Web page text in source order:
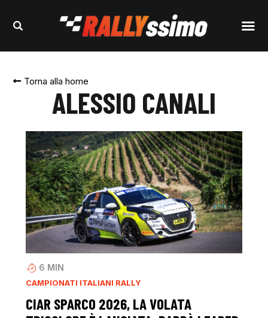
Torna alla home
ALESSIO CANALI
6 MIN
CAMPIONATI ITALIANI RALLY
CIAR SPARCO 2026, LA VOLATA